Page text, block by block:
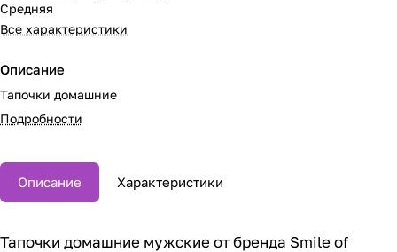
Средняя
Все характеристики
Описание
Тапочки домашние
Подробности
Описание Характеристики
Тапочки домашние мужские от бренда Smile of